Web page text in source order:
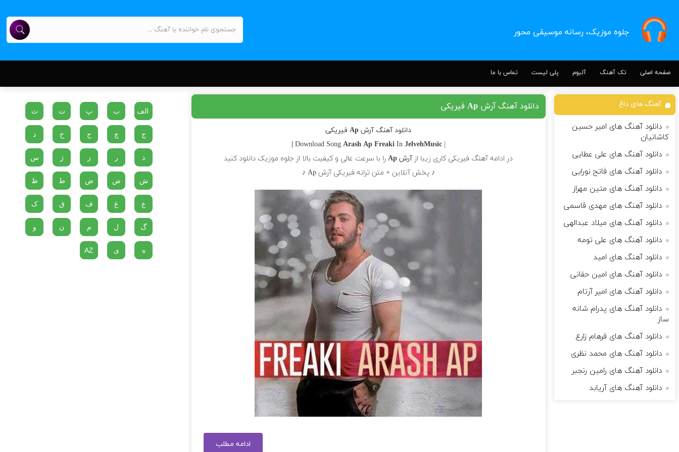
جلوه موزیک، رسانه موسیقی محور
صفحه اصلی تک آهنگ آلبوم پلی لیست تماس با ما
دانلود آهنگ آرش Ap فیریکی
دانلود آهنگ آرش Ap فیریکی
| Download Song
Arash Ap FreakiIn JelvehMusic |
در ادامه آهنگ فیریکی کاری زیبا ازآرش Ap
را با سرعت عالی و کیفیت بالا از جلوه موزیک دانلود کنید
♪ پخش آنلاین + متن ترانه فیریکی آرش Ap ♪
ادامه مطلب
آهنگ های داغ
دانلود آهنگ های امیر حسین
کاشانیان
دانلود آهنگ های علی عطایی
دانلود آهنگ های فاتح نورایی
دانلود آهنگ های متین مهراز
دانلود آهنگ های مهدی قاسمی
دانلود آهنگ های میلاد عبدالهی
دانلود آهنگ های علی تومه
دانلود آهنگ های امید
دانلود آهنگ های امین حقانی
دانلود آهنگ های امیر آرتام
دانلود آهنگ های پدرام شانه
ساز
دانلود آهنگ های فرهام زارع
دانلود آهنگ های محمد نظری
دانلود آهنگ های رامین رنجبر
دانلود آهنگ های آریابد
الف ب پ ت ث
ج چ ح خ د
ذ ر ز ژ س
ش ص ض ط ظ
ع غ ف ق ک
گ ل م ن و
ه ی AZ